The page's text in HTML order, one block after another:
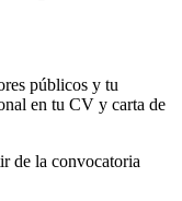
públicos y tu
en tu CV y carta de
de la convocatoria